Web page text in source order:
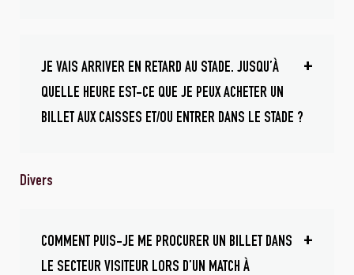
JE VAIS ARRIVER EN RETARD AU STADE. JUSQU’À
QUELLE HEURE EST-CE QUE JE PEUX ACHETER UN
BILLET AUX CAISSES ET/OU ENTRER DANS LE STADE ?
Divers
COMMENT PUIS-JE ME PROCURER UN BILLET DANS
LE SECTEUR VISITEUR LORS D’UN MATCH À